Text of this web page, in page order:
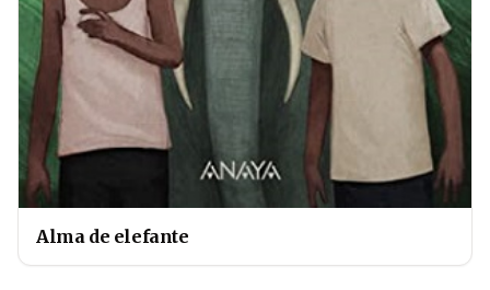
Alma de elefante